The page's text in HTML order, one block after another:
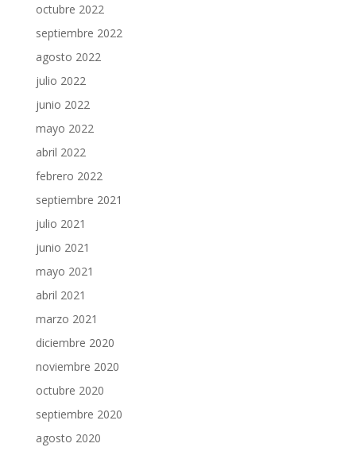
octubre 2022
septiembre 2022
agosto 2022
julio 2022
junio 2022
mayo 2022
abril 2022
febrero 2022
septiembre 2021
julio 2021
junio 2021
mayo 2021
abril 2021
marzo 2021
diciembre 2020
noviembre 2020
octubre 2020
septiembre 2020
agosto 2020